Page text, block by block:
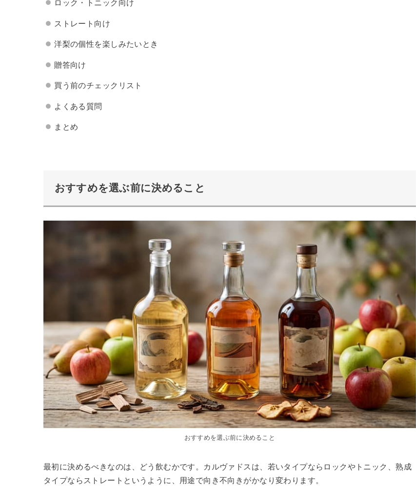
ロック・トニック向け
ストレート向け
洋梨の個性を楽しみたいとき
贈答向け
買う前のチェックリスト
よくある質問
まとめ
おすすめを選ぶ前に決めること
おすすめを選ぶ前に決めること
最初に決めるべきなのは、どう飲むかです。カルヴァドスは、若いタイプならロックやトニック、熟成
タイプならストレートというように、用途で向き不向きがかなり変わります。